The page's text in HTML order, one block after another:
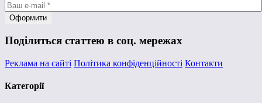
Поділиться статтею в соц. мережах
Реклама на сайті Політика конфіденційності Контакти
Категорії